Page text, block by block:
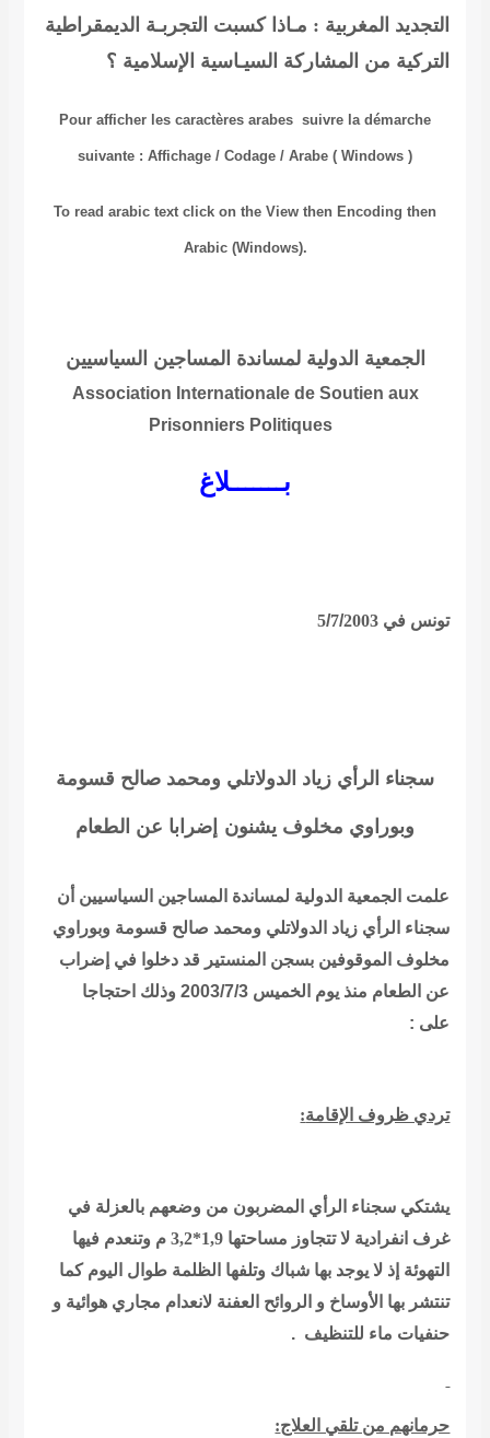
التجديد المغربية : مـاذا كسبت التجربـة الديمقراطية
التركية من المشاركة السيـاسية الإسلامية ؟
Pour afficher les caractères arabes suivre la démarche
suivante : Affichage / Codage / Arabe ( Windows )
To read arabic text click on the View then Encoding then
Arabic (Windows).
الجمعية الدولية لمساندة المساجين السياسيين
Association Internationale de Soutien aux
Prisonniers Politiques
بـــــــلاغ
تونس في 5/7/2003
سجناء الرأي زياد الدولاتلي ومحمد صالح قسومة
وبوراوي مخلوف يشنون إضرابا عن الطعام
علمت الجمعية الدولية لمساندة المساجين السياسيين أن
سجناء الرأي زياد الدولاتلي ومحمد صالح قسومة وبوراوي
مخلوف الموقوفين بسجن المنستير قد دخلوا في إضراب
عن الطعام منذ يوم الخميس 2003/7/3وذلك احتجاجا
على :
تردي ظروف الإقامة:
يشتكي سجناء الرأي المضربون من وضعهم بالعزلة في
غرف انفرادية لا تتجاوز مساحتها 1,9*3,2
م وتنعدم فيها
التهوئة إذ لا يوجد بها شباك وتلفها الظلمة طوال اليوم كما
تنتشر بها الأوساخ و الروائح العفنة لانعدام مجاري هوائية و
حنفيات ماء للتنظيف .
حرمانهم من تلقي العلاج: